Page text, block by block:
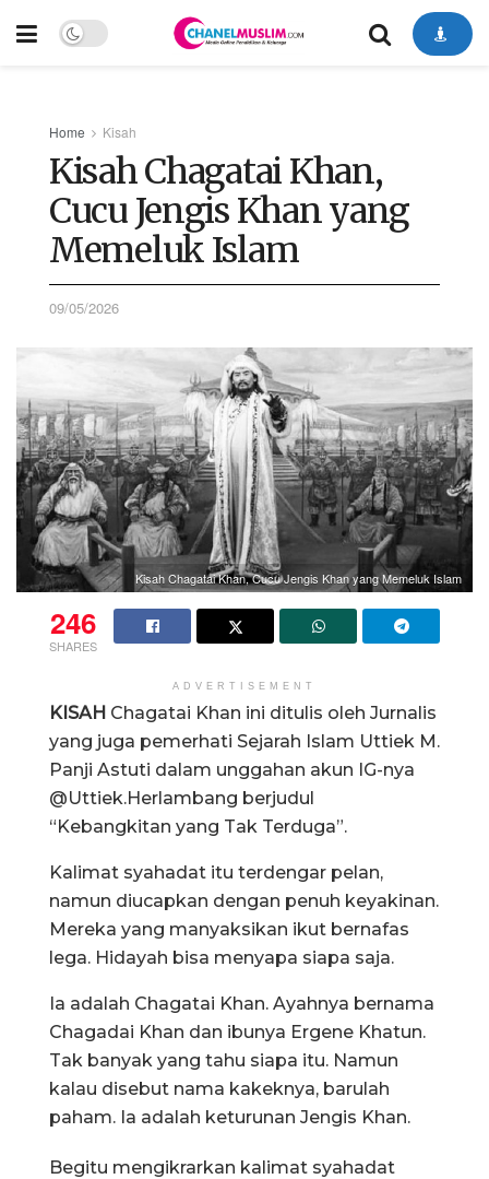
Home Kisah
Kisah Chagatai Khan,
Cucu Jengis Khan yang
Memeluk Islam
09/05/2026
Kisah Chagatai Khan, Cucu Jengis Khan yang Memeluk Islam
246
SHARES
ADVERTISEMENT
KISAH Chagatai Khan ini ditulis oleh Jurnalis
yang juga pemerhati Sejarah Islam Uttiek M.
Panji Astuti dalam unggahan akun IG-nya
@Uttiek.Herlambang berjudul
“Kebangkitan yang Tak Terduga”.
Kalimat syahadat itu terdengar pelan,
namun diucapkan dengan penuh keyakinan.
Mereka yang manyaksikan ikut bernafas
lega. Hidayah bisa menyapa siapa saja.
Ia adalah Chagatai Khan. Ayahnya bernama
Chagadai Khan dan ibunya Ergene Khatun.
Tak banyak yang tahu siapa itu. Namun
kalau disebut nama kakeknya, barulah
paham. Ia adalah keturunan Jengis Khan.
Begitu mengikrarkan kalimat syahadat